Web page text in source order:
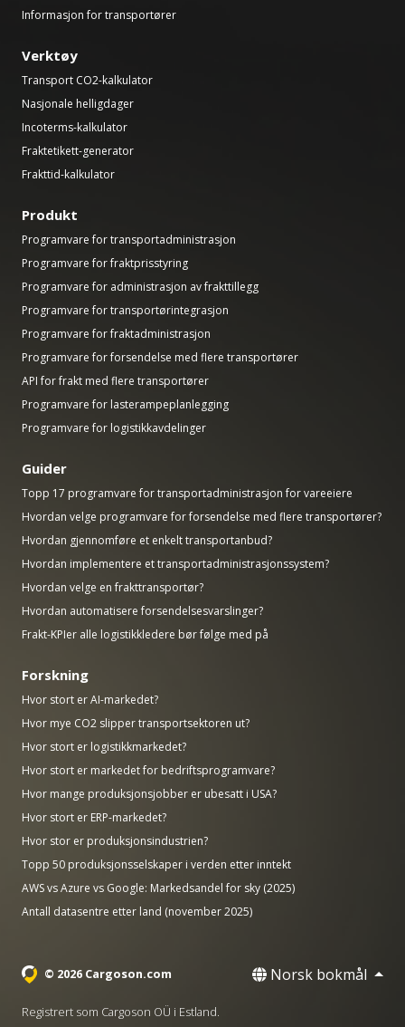
Informasjon for transportører
Verktøy
Transport CO2-kalkulator
Nasjonale helligdager
Incoterms-kalkulator
Fraktetikett-generator
Frakttid-kalkulator
Produkt
Programvare for transportadministrasjon
Programvare for fraktprisstyring
Programvare for administrasjon av frakttillegg
Programvare for transportørintegrasjon
Programvare for fraktadministrasjon
Programvare for forsendelse med flere transportører
API for frakt med flere transportører
Programvare for lasterampeplanlegging
Programvare for logistikkavdelinger
Guider
Topp 17 programvare for transportadministrasjon for vareeiere
Hvordan velge programvare for forsendelse med flere transportører?
Hvordan gjennomføre et enkelt transportanbud?
Hvordan implementere et transportadministrasjonssystem?
Hvordan velge en frakttransportør?
Hvordan automatisere forsendelsesvarslinger?
Frakt-KPIer alle logistikkledere bør følge med på
Forskning
Hvor stort er AI-markedet?
Hvor mye CO2 slipper transportsektoren ut?
Hvor stort er logistikkmarkedet?
Hvor stort er markedet for bedriftsprogramvare?
Hvor mange produksjonsjobber er ubesatt i USA?
Hvor stort er ERP-markedet?
Hvor stor er produksjonsindustrien?
Topp 50 produksjonsselskaper i verden etter inntekt
AWS vs Azure vs Google: Markedsandel for sky (2025)
Antall datasentre etter land (november 2025)
© 2026 Cargoson.com Norsk bokmål
Registrert som Cargoson OÜ i Estland.